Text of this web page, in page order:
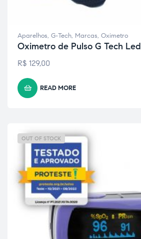
Aparelhos, G-Tech, Marcas, Oximetro
Oximetro de Pulso G Tech Led
R$ 129,00
READ MORE
OUT OF STOCK